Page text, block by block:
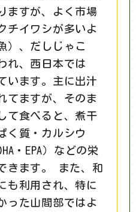
ますが、よく市場
チイワシが多いよ
）、だしじゃこ
れ、西日本では
います。主に出汁
てますが、そのま
て食べると、煮干
く質・カルシウ
・EPA）などの栄
きます。 また、和
も利用され、特に
った山間部ではよ